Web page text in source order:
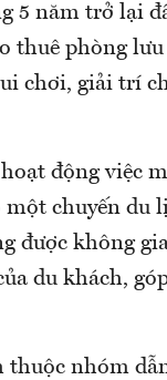
5 năm trở lại
thuê phòng
chơi, giải trí
động việc
chuyến du
được không
du khách,
nhóm